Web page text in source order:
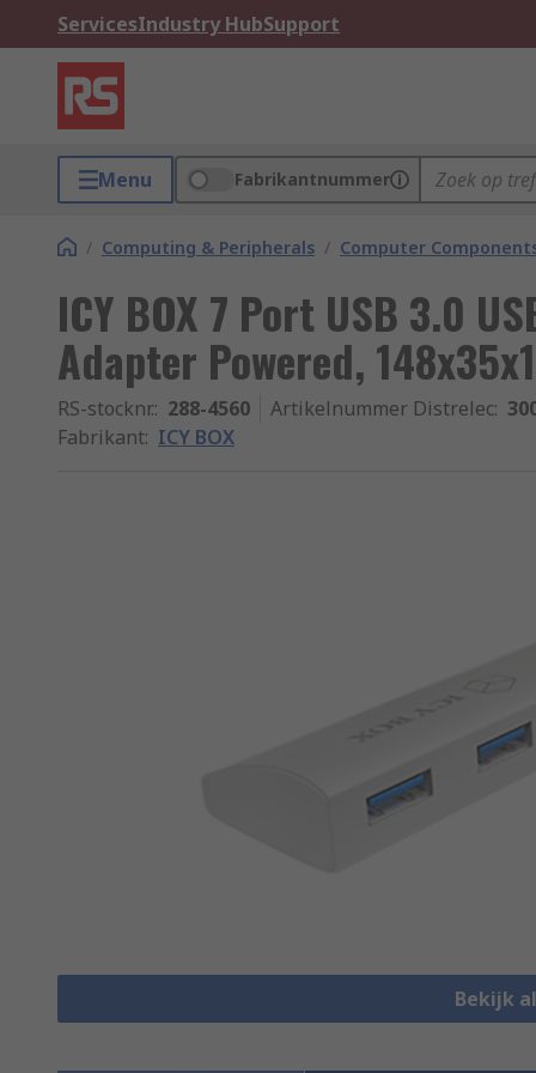
ServicesIndustry HubSupport
Menu Fabrikantnummer
/ Computing & Peripherals / Computer
ICY BOX 7 Port USB 3.0
Adapter Powered,
RS-stocknr.: 288-4560 Artikelnummer Distrelec:
Fabrikant: ICY BOX
Bekijk